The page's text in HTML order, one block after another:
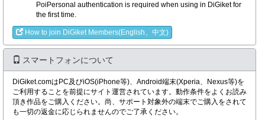
PoiPersonal authentication is required when using in DiGiket for
the first time.
How to join DiGiket Members(English、中文)
スマートフォンについて
DiGiket.comはPC及びiOS(iPhone等)、Android端末(Xperia、Nexus等)を
ご利用することを前提にサイト運営されています。動作条件をよくお読み
頂き作品をご購入ください。尚、サポート対象外の端末でご購入をされて
も一切の返金に応じられませんのでご了承ください。